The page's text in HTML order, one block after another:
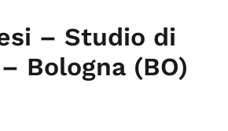
– Studio di
Bologna (BO)